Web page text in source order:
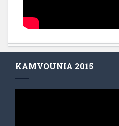
KAMVOUNIA 2015